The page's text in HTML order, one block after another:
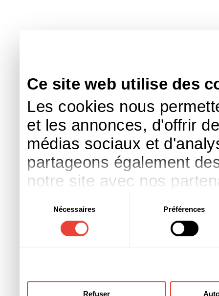
Ce site web utilise des
Les cookies nous
et les annonces, d'offrir
médias sociaux et
partageons également
notre site avec nos
d'autres informations
ont collectées lors de
consentement
Nécessaires Préférences
Refuser